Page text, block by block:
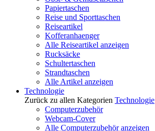
Papiertaschen
Reise und Sporttaschen
Reiseartikel
Kofferanhaenger
Alle Reiseartikel anzeigen
Rucksäcke
Schultertaschen
Strandtaschen
Alle Artikel anzeigen
Technologie
Zurück zu allen Kategorien Technologie
Computerzubehör
Webcam-Cover
Alle Computerzubehör anzeigen